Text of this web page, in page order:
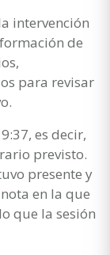
intervención
de
para revisar
es decir,
previsto.
presente y
en la que
que la sesión